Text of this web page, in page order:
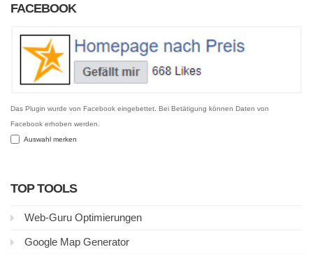
FACEBOOK
Das Plugin wurde von Facebook eingebettet. Bei Betätigung können Daten von
Facebook erhoben werden.
Auswahl merken
TOP TOOLS
Web-Guru Optimierungen
Google Map Generator